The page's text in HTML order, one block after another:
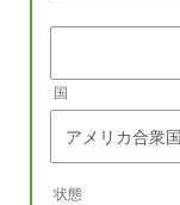
国
状態